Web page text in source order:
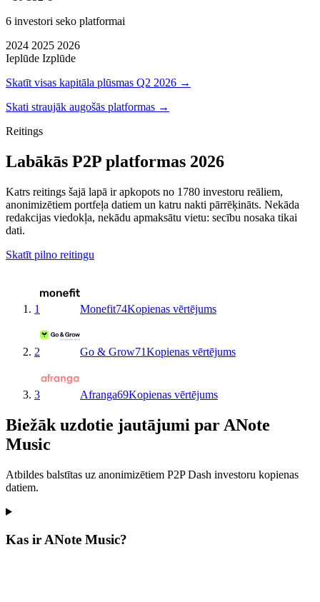
6 investori seko platformai
2024 2025 2026
Ieplūde Izplūde
Skatīt visas kapitāla plūsmas Q2 2026 →
Skati straujāk augošās platformas →
Reitings
Labākās P2P platformas 2026
Katrs reitings šajā lapā ir apkopots no 1780 investoru reāliem,
anonimizētiem portfeļa datiem un katru nakti pārrēķināts. Nekāda
redakcijas viedokļa, nekādu apmaksātu vietu: secību nosaka tikai
dati.
Skatīt pilno reitingu
1 Monefit74Kopienas vērtējums
2 Go & Grow71Kopienas vērtējums
3 Afranga69Kopienas vērtējums
Biežāk uzdotie jautājumi par ANote
Music
Atbildes balstītas uz anonimizētiem P2P Dash investoru kopienas
datiem.
Kas ir ANote Music?